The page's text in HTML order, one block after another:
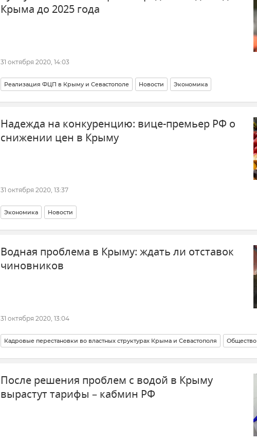
Крыма до 2025 года
31 октября 2020, 14:03
Реализация ФЦП в Крыму и Севастополе Новости Экономика
Надежда на конкуренцию: вице-премьер РФ о
снижении цен в Крыму
31 октября 2020, 13:37
Экономика Новости
Водная проблема в Крыму: ждать ли отставок
чиновников
31 октября 2020, 13:04
Кадровые перестановки во властных структурах Крыма и Севастополя Общество
После решения проблем с водой в Крыму
вырастут тарифы – кабмин РФ